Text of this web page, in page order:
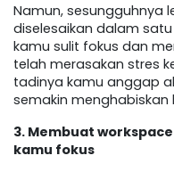
Namun, sesungguhnya
diselesaikan dalam
kamu sulit fokus dan
telah merasakan stres
tadinya kamu anggap
semakin
3. Membuat
kamu fokus